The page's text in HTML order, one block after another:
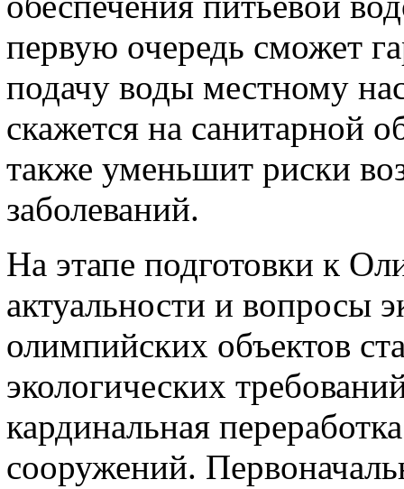
первую очередь сможет
подачу воды местному
скажется на санитарной
также уменьшит риски
заболеваний.
На этапе подготовки к
актуальности и вопросы
олимпийских объектов
экологических
кардинальная
сооружений.